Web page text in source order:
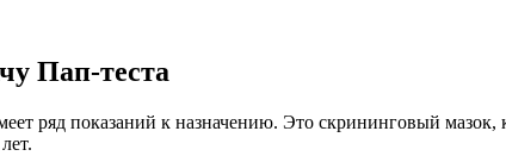
Пап-теста
ряд показаний к назначению. Это скрининговый